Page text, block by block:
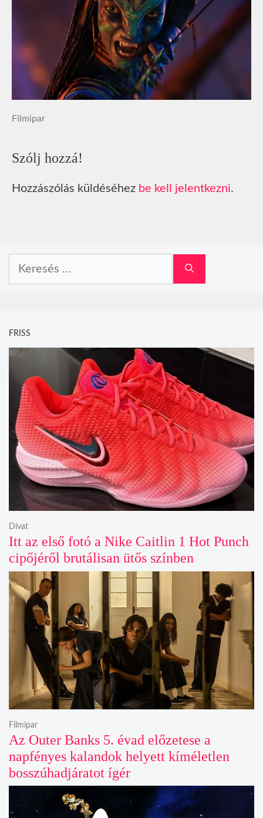
Filmipar
Szólj hozzá!
Hozzászólás küldéséhez be kell jelentkezni.
FRISS
Itt az első fotó a Nike Caitlin 1 Hot Punch
cipőjéről brutálisan ütős színben
Divat
Az Outer Banks 5. évad előzetese a
napfényes kalandok helyett kíméletlen
bosszúhadjáratot ígér
Filmipar